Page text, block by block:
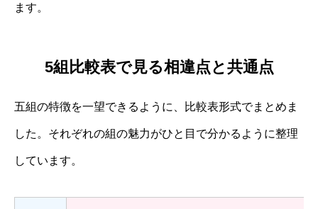
ます。
5組比較表で見る相違点と共通点
五組の特徴を一望できるように、比較表形式でまとめま
した。それぞれの組の魅力がひと目で分かるように整理
しています。